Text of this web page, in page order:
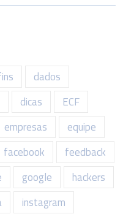
dados
dicas
ECF
empresas
equipe
facebook
feedback
google
hackers
instagram